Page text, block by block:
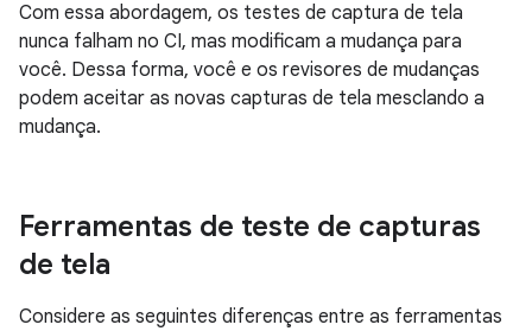
Com essa abordagem, os testes de captura de tela
nunca falham no CI, mas modificam a mudança para
você. Dessa forma, você e os revisores de mudanças
podem aceitar as novas capturas de tela mesclando a
mudança.
Ferramentas de teste de capturas
de tela
Considere as seguintes diferenças entre as ferramentas